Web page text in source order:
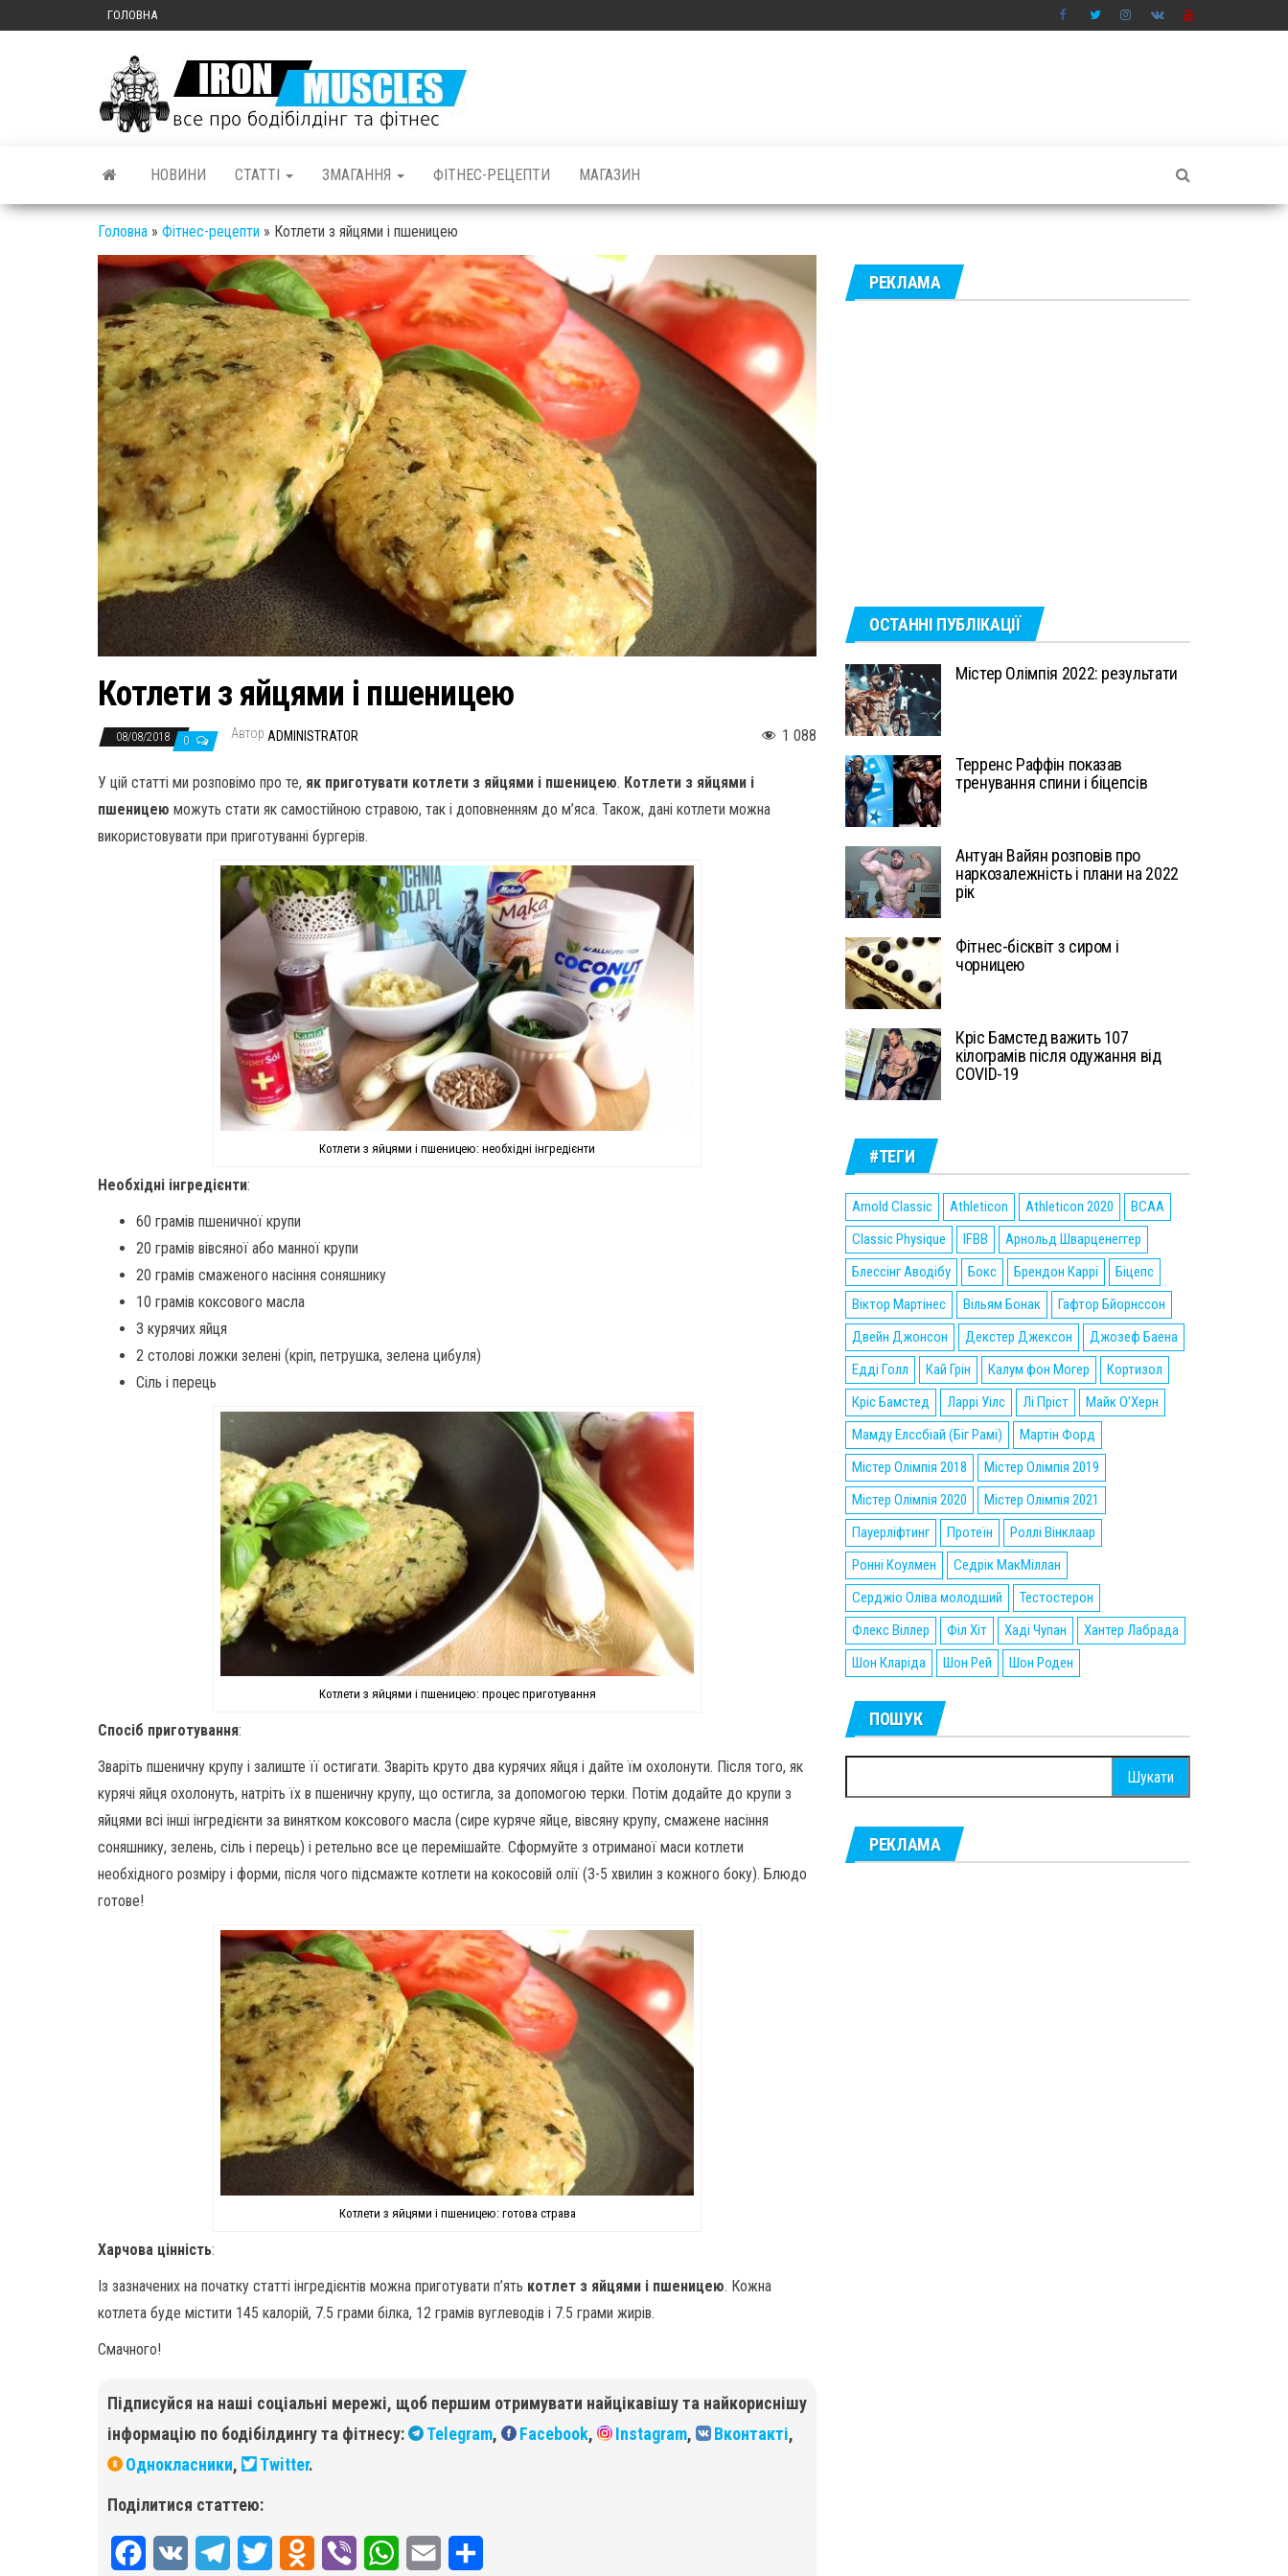
ГОЛОВНА
бодібілдинг
НОВИНИ СТАТТІ ЗМАГАННЯ ФІТНЕС-РЕЦЕПТИ МАГАЗИН
Головна » Фітнес-рецепти » Котлети з яйцями і пшеницею
Котлети з яйцями і пшеницею
08/08/2018 0 Автор ADMINISTRATOR 1 088
У цій статті ми розповімо про те, як приготувати котлети з яйцями і пшеницею. Котлети з яйцями і
пшеницею можуть стати як самостійною стравою, так і доповненням до м’яса. Також, дані котлети можна
використовувати при приготуванні бургерів.
Котлети з яйцями і пшеницею: необхідні інгредієнти
Необхідні інгредієнти:
60 грамів пшеничної крупи
20 грамів вівсяної або манної крупи
20 грамів смаженого насіння соняшнику
10 грамів коксового масла
3 курячих яйця
2 столові ложки зелені (кріп, петрушка, зелена цибуля)
Сіль і перець
Котлети з яйцями і пшеницею: процес приготування
Спосіб приготування:
Зваріть пшеничну крупу і залиште її остигати. Зваріть круто два курячих яйця і дайте їм охолонути. Після того, як
курячі яйця охолонуть, натріть їх в пшеничну крупу, що остигла, за допомогою терки. Потім додайте до крупи з
яйцями всі інші інгредієнти за винятком коксового масла (сире куряче яйце, вівсяну крупу, смажене насіння
соняшнику, зелень, сіль і перець) і ретельно все це перемішайте. Сформуйте з отриманої маси котлети
необхідного розміру і форми, після чого підсмажте котлети на кокосовій олії (3-5 хвилин з кожного боку). Блюдо
готове!
Котлети з яйцями і пшеницею: готова страва
Харчова цінність:
Із зазначених на початку статті інгредієнтів можна приготувати п’ять котлет з яйцями і пшеницею. Кожна
котлета буде містити 145 калорій, 7.5 грами білка, 12 грамів вуглеводів і 7.5 грами жирів.
Смачного!
Підписуйся на наші соціальні мережі, щоб першим отримувати найцікавішу та найкориснішу
інформацію по бодібілдингу та фітнесу:
Telegram, Facebook, Instagram, Вконтакті,
Однокласники, Twitter.
Поділитися статтею:
РЕКЛАМА
ОСТАННІ ПУБЛІКАЦІЇ
Містер Олімпія 2022: результати
Терренс Раффін показав
тренування спини і біцепсів
Антуан Вайян розповів про
наркозалежність і плани на 2022
рік
Фітнес-бісквіт з сиром і
чорницею
Кріс Бамстед важить 107
кілограмів після одужання від
COVID-19
#ТЕГИ
Arnold Classic Athleticon Athleticon 2020
BCAA
Classic Physique
IFBB
Арнольд Шварценеггер
Блессінг Аводібу
Бокс Брендон Каррі
Біцепс
Віктор Мартінес
Вільям Бонак
Гафтор Бйорнссон
Двейн Джонсон
Декстер Джексон
Джозеф Баена
Едді Голл
Кай Грін Калум фон Могер
Кортизол
Кріс Бамстед
Ларрі Уілс Лі Пріст
Майк О'Херн
Мамду Елссбіай (Біг Рамі)
Мартін Форд
Містер Олімпія 2018
Містер Олімпія 2019
Містер Олімпія 2020
Містер Олімпія 2021
Пауерліфтинг
Протеїн
Роллі Вінклаар
Ронні Коулмен
Седрік МакМіллан
Серджіо Оліва молодший
Тестостерон
Флекс Віллер
Філ Хіт Хаді Чупан
Хантер Лабрада
Шон Кларіда
Шон Рей Шон Роден
ПОШУК
РЕКЛАМА